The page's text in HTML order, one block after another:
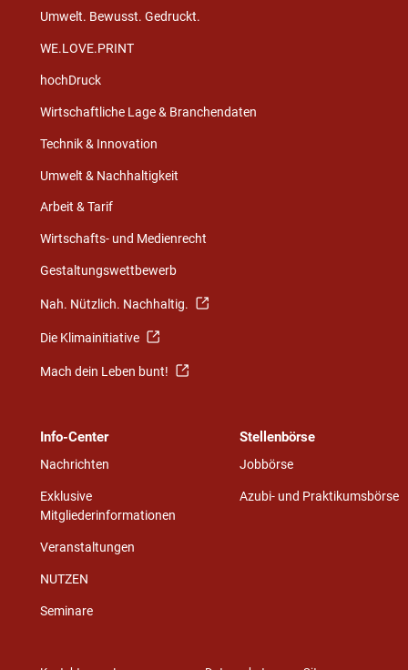
Umwelt. Bewusst. Gedruckt.
WE.LOVE.PRINT
hochDruck
Wirtschaftliche Lage & Branchendaten
Technik & Innovation
Umwelt & Nachhaltigkeit
Arbeit & Tarif
Wirtschafts- und Medienrecht
Gestaltungswettbewerb
Nah. Nützlich. Nachhaltig.
Die Klimainitiative
Mach dein Leben bunt!
Info-Center
Nachrichten
Exklusive
Mitgliederinformationen
Veranstaltungen
NUTZEN
Seminare
Stellenbörse
Jobbörse
Azubi- und Praktikumsbörse